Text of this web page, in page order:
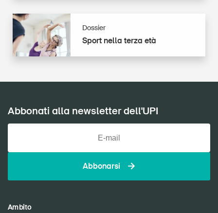
Sport nella terza età
Dossier
Sport
nella
terza
Abbonati alla newsletter dell'UPI
Abbonarsi
Ambito